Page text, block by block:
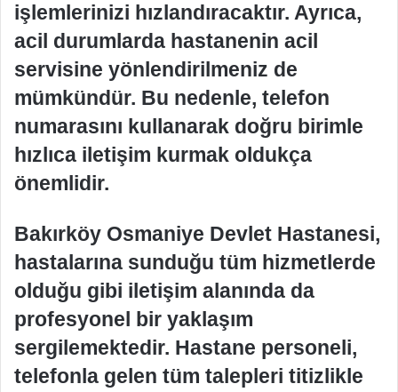
işlemlerinizi hızlandıracaktır. Ayrıca,
acil durumlarda hastanenin acil
servisine yönlendirilmeniz de
mümkündür. Bu nedenle, telefon
numarasını kullanarak doğru birimle
hızlıca iletişim kurmak oldukça
önemlidir.
Bakırköy Osmaniye Devlet Hastanesi,
hastalarına sunduğu tüm hizmetlerde
olduğu gibi iletişim alanında da
profesyonel bir yaklaşım
sergilemektedir. Hastane personeli,
telefonla gelen tüm talepleri titizlikle